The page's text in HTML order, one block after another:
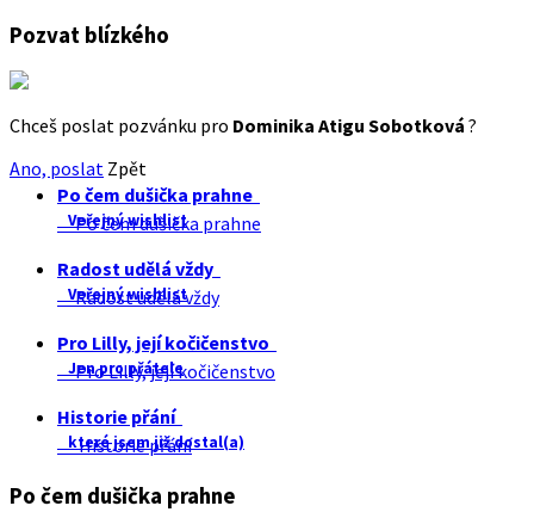
Pozvat blízkého
Chceš poslat pozvánku pro Dominika Atigu Sobotková ?
Ano, poslat Zpět
Po čem dušička prahne
Veřejný wishlist
Po čem dušička prahne
Radost udělá vždy
Veřejný wishlist
Radost udělá vždy
Pro Lilly, její kočičenstvo
Jen pro přátele
Pro Lilly, její kočičenstvo
Historie přání
které jsem již dostal(a)
Historie přání
Po čem dušička prahne